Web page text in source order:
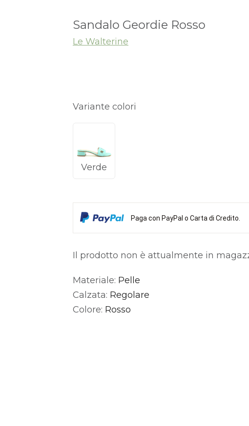
Sandalo Geordie Rosso
Le Walterine
Variante colori
Verde
Paga con PayPal o Carta di Credito.
Il prodotto non è attualmente in
Alternative:
Materiale: Pelle
Calzata: Regolare
Colore: Rosso